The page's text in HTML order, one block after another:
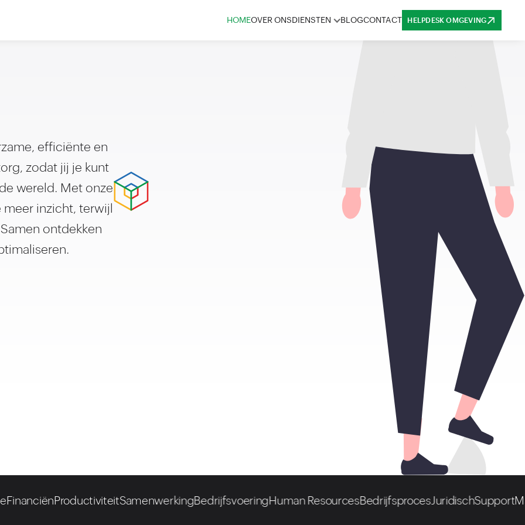
HOMEOVER ONSDIENSTEN BLOGCONTACT HELPDESK OMGEVING
efficiënte en
zodat jij je kunt
wereld. Met onze
inzicht, terwijl
ontdekken
ProductiviteitSamenwerkingBedrijfsvoeringHuman ResourcesBedrijfsprocesJuridischSupportMarketing
SAMENWERKEN